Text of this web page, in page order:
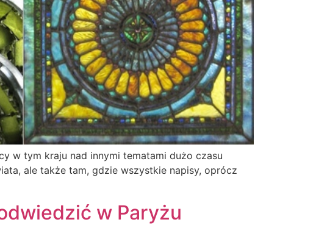
w tym kraju nad innymi tematami dużo czasu
ale także tam, gdzie wszystkie napisy, oprócz
w Paryżu